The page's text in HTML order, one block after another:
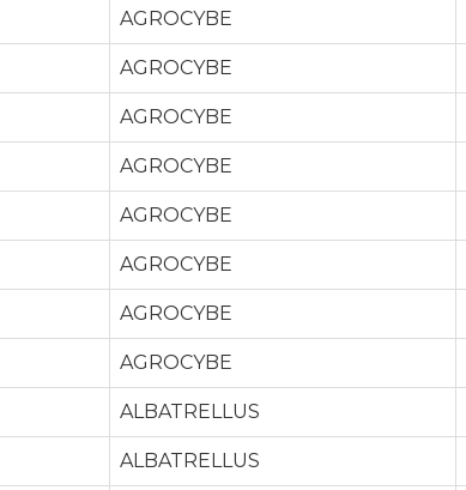
AGROCYBE
AGROCYBE
AGROCYBE
AGROCYBE
AGROCYBE
AGROCYBE
AGROCYBE
AGROCYBE
ALBATRELLUS
ALBATRELLUS